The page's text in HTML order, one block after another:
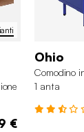
€
Ohio
Comodino
1 anta